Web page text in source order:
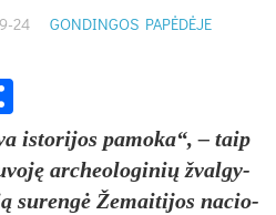
24
GONDINGOS PAPĖDĖJE
is­to­ri­jos pa­mo­ka“, – taip
ar­cheo­lo­gi­nių žval­gy­
su­ren­gė Že­mai­ti­jos na­cio­